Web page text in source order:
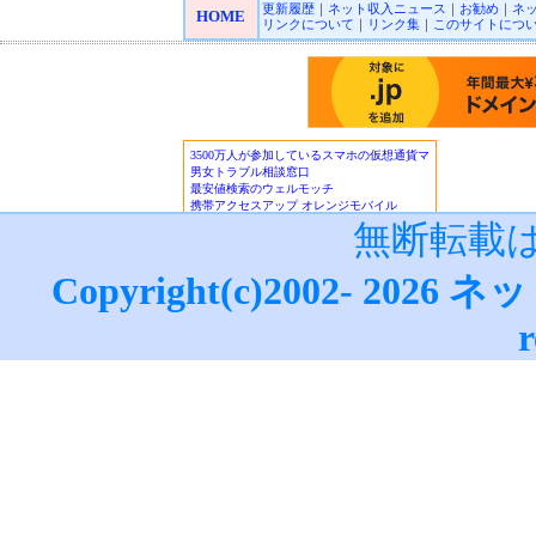
Playtech/プレイテック ｜
ロゲーミング｜CryptoLogic/ク
■★オンラインカジノ
オンラインカジノニュース
■アフィリエイトガイド｜アダ
フィリエイト｜広告主/マーチャ
■リードメールスーパーガイド
■ネット収入NAVI
報！
■楽天銀行/イーバンクebank銀行
設・利用法詳細｜ネットライフ
(ザ・ビートルズ/The Beatles・
HOME 更新履歴｜ ネット収入ニュース ｜ お勧め｜ ネ
リンクについて ｜ リンク集｜ このサイトにつ
無断転載
Copyright(c)2002- 2026 ネ